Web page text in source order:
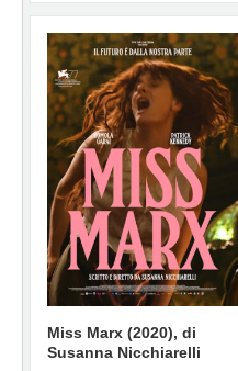
Miss Marx (2020), di
Susanna Nicchiarelli